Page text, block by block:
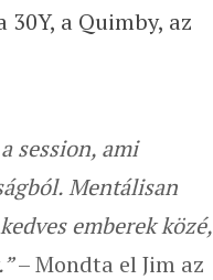
a Quimby, az
session, ami
Mentálisan
emberek közé,
– Mondta el Jim az